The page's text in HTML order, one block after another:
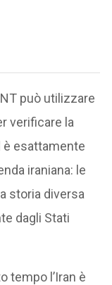
può utilizzare
verificare la
è esattamente
iraniana: le
storia diversa
dagli Stati
tempo l’Iran è